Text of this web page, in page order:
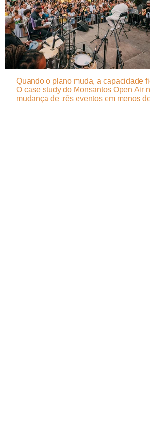
Quando o plano muda, a capacidade fica
O case study do Monsantos Open Air na
mudança de três eventos em menos de